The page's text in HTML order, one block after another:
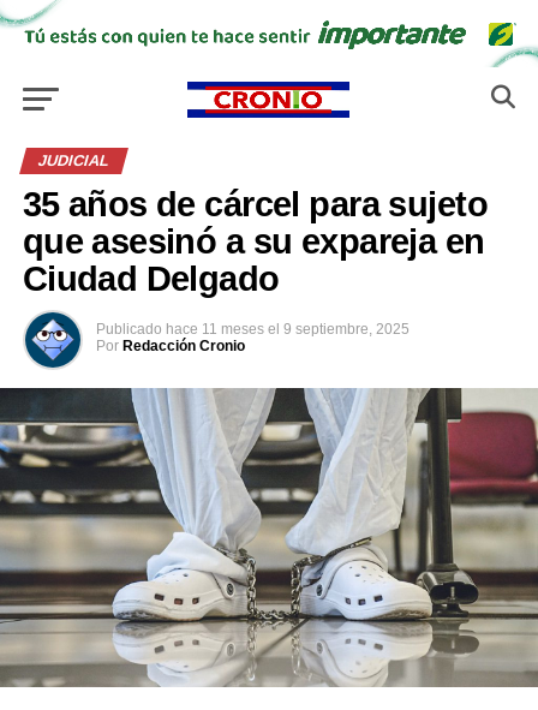
JUDICIAL
35 años de cárcel para sujeto
que asesinó a su expareja en
Ciudad Delgado
Publicado hace 11 meses el 9 septiembre, 2025
Por Redacción Cronio